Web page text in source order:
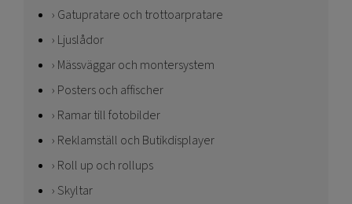
Gatupratare och trottoarpratare
Ljuslådor
Mässväggar och montersystem
Posters och affischer
Ramar till fotobilder
Reklamställ och Butikdisplayer
Roll up och rollups
Skyltar